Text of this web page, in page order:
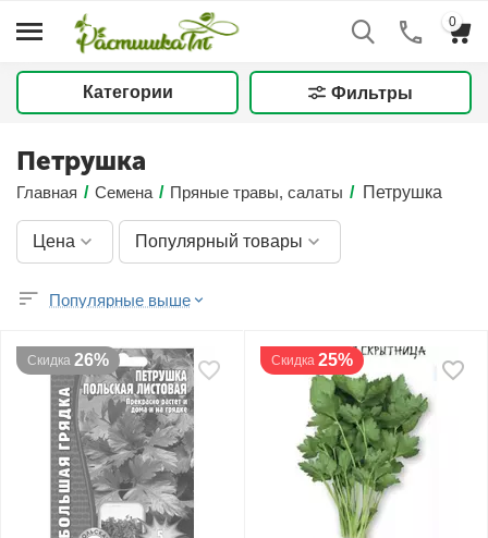
0
Категории Фильтры
Петрушка
Главная / Семена / Пряные травы, салаты / Петрушка
Цена Популярный товары
Популярные выше
Скидка 26% Скидка 25%